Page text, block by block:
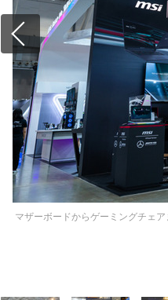
マザーボードからゲーミングチェ